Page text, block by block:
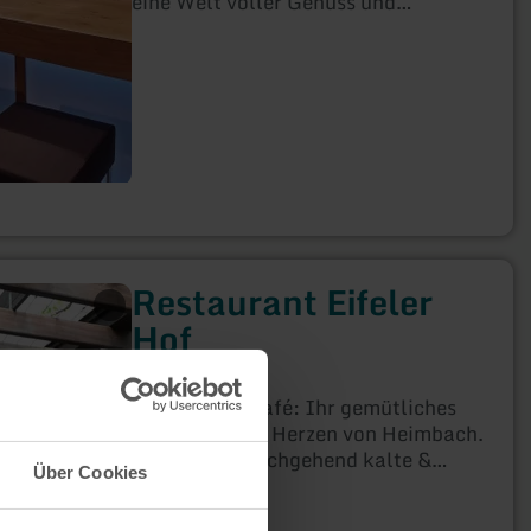
Über Cookies
Restaurant Eifeler
Hof
Heimbach
Restaurant-Café: Ihr gemütliches
Restaurant im Herzen von Heimbach.
Wir bieten durchgehend kalte &
warme Küche mit Schwerpunkt
auf regionalen Spezialitäten.